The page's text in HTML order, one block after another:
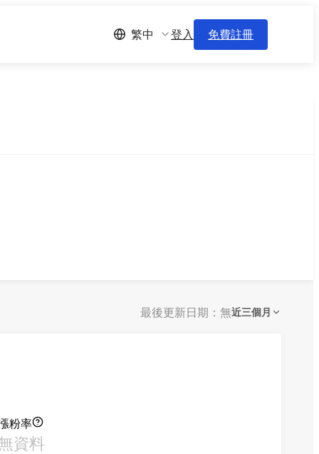
繁中 登入 免費註冊
最後更新日期：無近三個月
粉率
資料